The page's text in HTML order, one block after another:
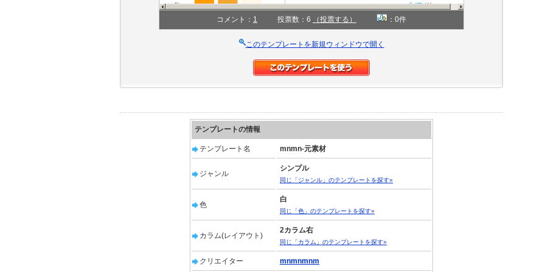
コメント： 1 投票数：6 （投票する） ：0件
このテンプレートを新規ウィンドウで開く
テンプレートの情報
テンプレート名 mnmn-元素材
ジャンル
シンプル
同じ「ジャンル」のテンプレートを探す»
色
白
同じ「色」のテンプレートを探す»
カラム(レイアウト)
2カラム右
同じ「カラム」のテンプレートを探す»
クリエイター mnmnmnm